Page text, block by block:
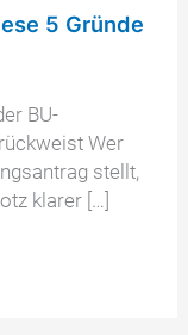
5 Gründe
BU-
Wer
stellt,
klarer […]